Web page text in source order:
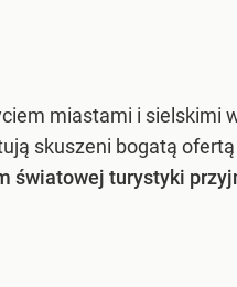
miastami i sielskimi
skuszeni bogatą
światowej turystyki